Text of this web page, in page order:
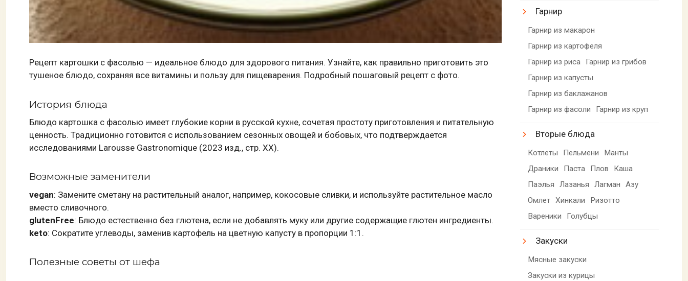
Рецепт картошки с фасолью — идеальное блюдо для здорового питания. Узнайте, как правильно приготовить это
тушеное блюдо, сохраняя все витамины и пользу для пищеварения. Подробный пошаговый рецепт с фото.
История блюда
Блюдо картошка с фасолью имеет глубокие корни в русской кухне, сочетая простоту приготовления и питательную
ценность. Традиционно готовится с использованием сезонных овощей и бобовых, что подтверждается
исследованиями Larousse Gastronomique (2023 изд., стр. XX).
Возможные заменители
vegan: Замените сметану на растительный аналог, например, кокосовые сливки, и используйте растительное масло
вместо сливочного.
glutenFree: Блюдо естественно без глютена, если не добавлять муку или другие содержащие глютен ингредиенты.
keto: Сократите углеводы, заменив картофель на цветную капусту в пропорции 1:1.
Полезные советы от шефа
Гарнир
Гарнир из макарон
Гарнир из картофеля
Гарнир из риса
Гарнир из грибов
Гарнир из капусты
Гарнир из баклажанов
Гарнир из фасоли
Гарнир из круп
Вторые блюда
Котлеты Пельмени
Манты
Драники
Паста Плов
Каша
Паэлья
Лазанья Лагман
Азу
Омлет Хинкали
Ризотто
Вареники
Голубцы
Закуски
Мясные закуски
Закуски из курицы